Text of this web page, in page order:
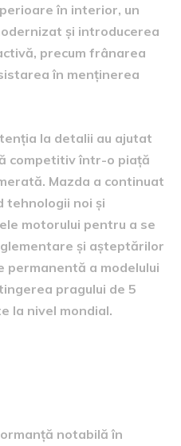
în interior, un
și introducerea
precum frânarea
în menținerea
la detalii au ajutat
competitiv într-o piață
Mazda a continuat
tehnologii noi și
motorului pentru a se
și așteptărilor
permanentă a modelului
pragului de 5
la nivel mondial.
notabilă în